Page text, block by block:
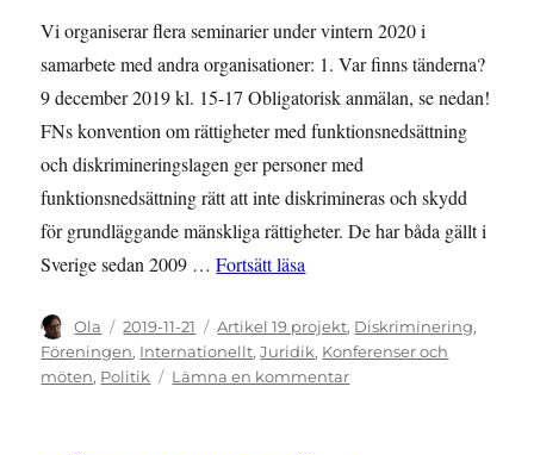
Vi organiserar flera seminarier under vintern 2020 i
samarbete med andra organisationer: 1. Var finns tänderna?
9 december 2019 kl. 15-17 Obligatorisk anmälan, se nedan!
FNs konvention om rättigheter med funktionsnedsättning
och diskrimineringslagen ger personer med
funktionsnedsättning rätt att inte diskrimineras och skydd
för grundläggande mänskliga rättigheter. De har båda gällt i
Sverige sedan 2009 …Fortsätt läsa
Författare
Ola
Publicerat
den
2019-11-21 Kategorier
Artikel 19 projekt, Diskriminering,
Föreningen, Internationellt,Juridik, Konferenser och
möten, Politik Lämna en kommentartill